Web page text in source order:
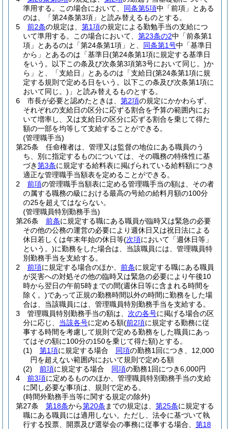
準用する。
この場合において、 同条第5項中「前項」とある
のは、「第24条第3項」と読み替えるものとする。
5
前2条の規定は、 第1項の規定による勤勉手当の支給につ
いて準用する。
この場合において、 第23条の2中「前条第1
項」とあるのは「第24条第1項」と、 同条第1号中「基準日
から」とあるのは「基準日(第24条第1項に規定する基準日
をいう。以下この条及び次条第3項第3号において同じ。)か
ら」と、「支給日」とあるのは「支給日(第24条第1項に規
定する規則で定める日をいう。以下この条及び次条第1項に
おいて同じ。) 」と読み替えるものとする。
6
市長が必要と認めたときは、 第2項の規定にかかわらず、
それぞれの支給日の区分に応ずる割合を予算の範囲内にお
いて増率し、又は支給日の区分に応ずる割合を乗じて得た
額の一部を均等して支給することができる。
(管理職手当)
第25条
任命権者は、管理又は監督の地位にある職員のう
ち、別に指定するものについては、その職務の特殊性に基
づき第3条に規定する給料表に掲げられている給料額につき
適正な管理職手当額表を定めることができる。
2
前項の管理職手当額表に定める管理職手当の額は、その者
の属する職務の級における最高の号給の給料月額の100分
の25を超えてはならない。
(管理職員特別勤務手当)
第26条
前条に規定する職にある職員が臨時又は緊急の必要
その他の公務の運営の必要により週休日又は祝日法による
休日若しくは年末年始の休日等(次項において「週休日等」
という。)に勤務をした場合は、当該職員には、管理職員特
別勤務手当を支給する。
2
前項に規定する場合のほか、 前条に規定する職にある職員
が災害への対処その他の臨時又は緊急の必要により午後10
時から翌日の午前5時までの間(週休日等に含まれる時間を
除く。)であって正規の勤務時間以外の時間に勤務をした場
合は、当該職員には、管理職員特別勤務手当を支給する。
3
管理職員特別勤務手当の額は、 次の各号に掲げる場合の区
分に応じ、 当該各号に定める額(前2項に規定する勤務に従
事する時間を考慮して規則で定める勤務をした職員にあっ
てはその額に100分の150を乗じて得た額)とする。
(1)
第1項に規定する場合 同項の勤務1回につき、12,000
円を超えない範囲内において規則で定める額
(2)
前項に規定する場合 同項の勤務1回につき6,000円
4
前3項に定めるもののほか、管理職員特別勤務手当の支給
に関し必要な事項は、規則で定める。
(時間外勤務手当等に関する規定の除外)
第27条
第18条から第20条 までの規定は、 第25条に規定する
職にある職員には適用しない。 ただし、法令に基づいて執
行する投票、開票及び選挙会の事務に従事する場合、 第18